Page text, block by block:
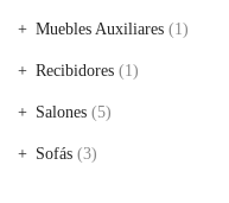
Muebles Auxiliares (1)
Recibidores (1)
Salones (5)
Sofás (3)